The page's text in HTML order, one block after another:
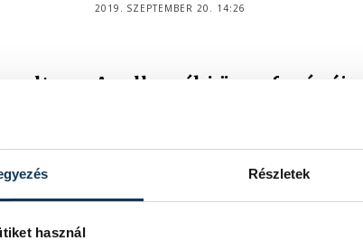
Részletek
használ
2019. SZEPTEMBER 20. 14:26
volt
Az ellenzéki összefogás új
városfejlesztésre van szükség.